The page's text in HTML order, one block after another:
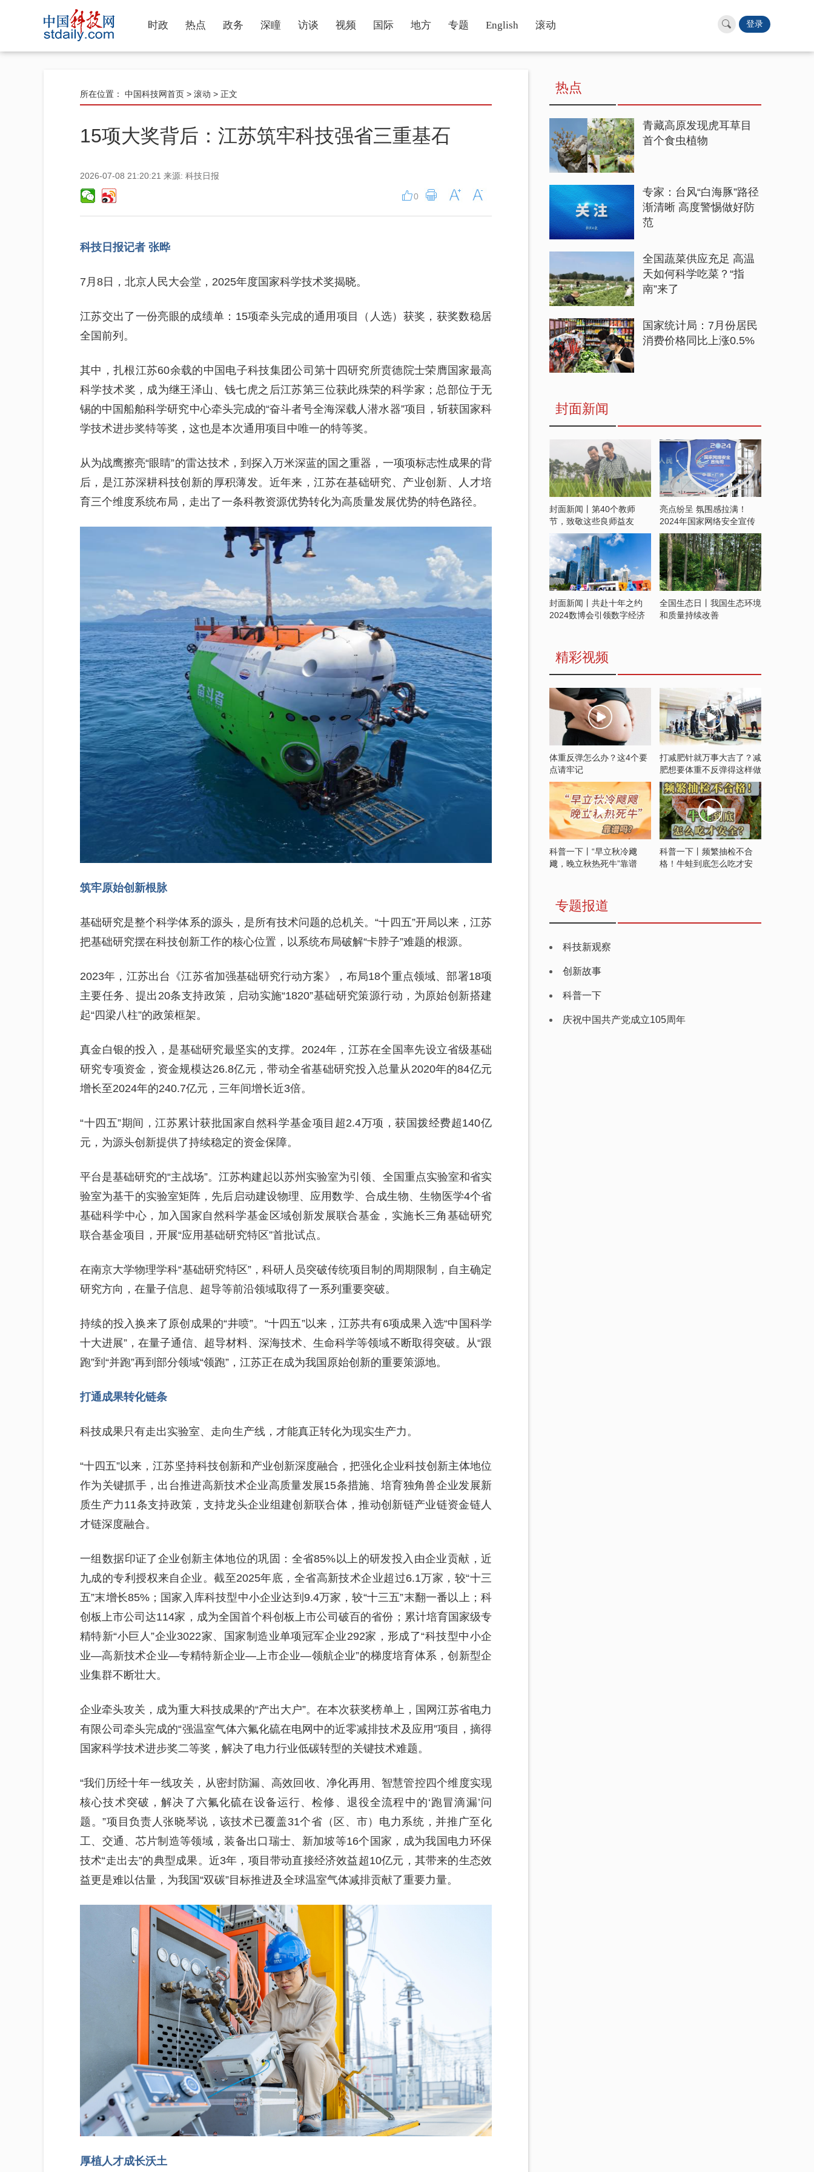
时政 热点 政务 深瞳 访谈 视频 国际 地方 专题 English 滚动 登录
所在位置： 中国科技网首页 > 滚动 > 正文
15项大奖背后：江苏筑牢科技强省三重基石
2026-07-08 21:20:21 来源: 科技日报
0
科技日报记者 张晔
7月8日，北京人民大会堂，2025年度国家科学技术奖揭晓。
江苏交出了一份亮眼的成绩单：15项牵头完成的通用项目（人选）获奖，获奖数稳居
全国前列。
其中，扎根江苏60余载的中国电子科技集团公司第十四研究所贲德院士荣膺国家最高
科学技术奖，成为继王泽山、钱七虎之后江苏第三位获此殊荣的科学家；总部位于无
锡的中国船舶科学研究中心牵头完成的“奋斗者号全海深载人潜水器”项目，斩获国家科
学技术进步奖特等奖，这也是本次通用项目中唯一的特等奖。
从为战鹰擦亮“眼睛”的雷达技术，到探入万米深蓝的国之重器，一项项标志性成果的背
后，是江苏深耕科技创新的厚积薄发。近年来，江苏在基础研究、产业创新、人才培
育三个维度系统布局，走出了一条科教资源优势转化为高质量发展优势的特色路径。
筑牢原始创新根脉
基础研究是整个科学体系的源头，是所有技术问题的总机关。“十四五”开局以来，江苏
把基础研究摆在科技创新工作的核心位置，以系统布局破解“卡脖子”难题的根源。
2023年，江苏出台《江苏省加强基础研究行动方案》，布局18个重点领域、部署18项
主要任务、提出20条支持政策，启动实施“1820”基础研究策源行动，为原始创新搭建
起“四梁八柱”的政策框架。
真金白银的投入，是基础研究最坚实的支撑。2024年，江苏在全国率先设立省级基础
研究专项资金，资金规模达26.8亿元，带动全省基础研究投入总量从2020年的84亿元
增长至2024年的240.7亿元，三年间增长近3倍。
“十四五”期间，江苏累计获批国家自然科学基金项目超2.4万项，获国拨经费超140亿
元，为源头创新提供了持续稳定的资金保障。
平台是基础研究的“主战场”。江苏构建起以苏州实验室为引领、全国重点实验室和省实
验室为基干的实验室矩阵，先后启动建设物理、应用数学、合成生物、生物医学4个省
基础科学中心，加入国家自然科学基金区域创新发展联合基金，实施长三角基础研究
联合基金项目，开展“应用基础研究特区”首批试点。
在南京大学物理学科“基础研究特区”，科研人员突破传统项目制的周期限制，自主确定
研究方向，在量子信息、超导等前沿领域取得了一系列重要突破。
持续的投入换来了原创成果的“井喷”。“十四五”以来，江苏共有6项成果入选“中国科学
十大进展”，在量子通信、超导材料、深海技术、生命科学等领域不断取得突破。从“跟
跑”到“并跑”再到部分领域“领跑”，江苏正在成为我国原始创新的重要策源地。
打通成果转化链条
科技成果只有走出实验室、走向生产线，才能真正转化为现实生产力。
“十四五”以来，江苏坚持科技创新和产业创新深度融合，把强化企业科技创新主体地位
作为关键抓手，出台推进高新技术企业高质量发展15条措施、培育独角兽企业发展新
质生产力11条支持政策，支持龙头企业组建创新联合体，推动创新链产业链资金链人
才链深度融合。
一组数据印证了企业创新主体地位的巩固：全省85%以上的研发投入由企业贡献，近
九成的专利授权来自企业。截至2025年底，全省高新技术企业超过6.1万家，较“十三
五”末增长85%；国家入库科技型中小企业达到9.4万家，较“十三五”末翻一番以上；科
创板上市公司达114家，成为全国首个科创板上市公司破百的省份；累计培育国家级专
精特新“小巨人”企业3022家、国家制造业单项冠军企业292家，形成了“科技型中小企
业—高新技术企业—专精特新企业—上市企业—领航企业”的梯度培育体系，创新型企
业集群不断壮大。
企业牵头攻关，成为重大科技成果的“产出大户”。在本次获奖榜单上，国网江苏省电力
有限公司牵头完成的“强温室气体六氟化硫在电网中的近零减排技术及应用”项目，摘得
国家科学技术进步奖二等奖，解决了电力行业低碳转型的关键技术难题。
“我们历经十年一线攻关，从密封防漏、高效回收、净化再用、智慧管控四个维度实现
核心技术突破，解决了六氟化硫在设备运行、检修、退役全流程中的‘跑冒滴漏’问
题。”项目负责人张晓琴说，该技术已覆盖31个省（区、市）电力系统，并推广至化
工、交通、芯片制造等领域，装备出口瑞士、新加坡等16个国家，成为我国电力环保
技术“走出去”的典型成果。近3年，项目带动直接经济效益超10亿元，其带来的生态效
益更是难以估量，为我国“双碳”目标推进及全球温室气体减排贡献了重要力量。
厚植人才成长沃土
热点
青藏高原发现虎耳草目
首个食虫植物
专家：台风“白海豚”路径
渐清晰 高度警惕做好防
范
全国蔬菜供应充足 高温
天如何科学吃菜？“指
南”来了
国家统计局：7月份居民
消费价格同比上涨0.5%
封面新闻
封面新闻丨第40个教师
节，致敬这些良师益友
亮点纷呈 氛围感拉满！
2024年国家网络安全宣传
周开启
封面新闻丨共赴十年之约
2024数博会引领数字经济
全国生态日丨我国生态环境
和质量持续改善
精彩视频
体重反弹怎么办？这4个要
点请牢记
打减肥针就万事大吉了？减
肥想要体重不反弹得这样做
科普一下丨“早立秋冷飕
飕，晚立秋热死牛”靠谱
科普一下丨频繁抽检不合
格！牛蛙到底怎么吃才安
专题报道
科技新观察
创新故事
科普一下
庆祝中国共产党成立105周年